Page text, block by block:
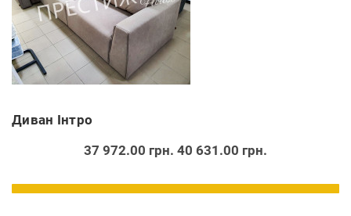
Диван Інтро
37 972.00 грн. 40 631.00 грн.